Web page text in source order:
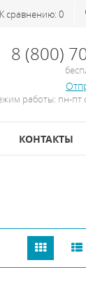
К сравнению: 0
8 (800)
работы: пн-пт
КОНТАКТЫ